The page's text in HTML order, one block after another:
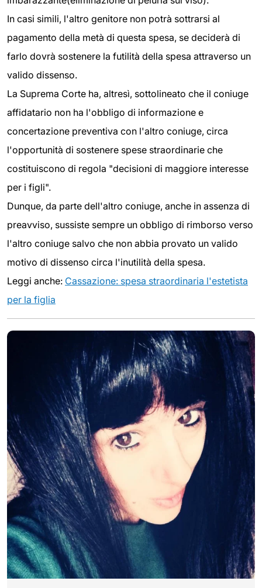
In casi simili, l'altro genitore non potrà sottrarsi al
pagamento della metà di questa spesa, se deciderà di
farlo dovrà sostenere la futilità della spesa attraverso un
valido dissenso.
La Suprema Corte ha, altresì, sottolineato che il coniuge
affidatario non ha l'obbligo di informazione e
concertazione preventiva con l'altro coniuge, circa
l'opportunità di sostenere spese straordinarie che
costituiscono di regola "decisioni di maggiore interesse
per i figli".
Dunque, da parte dell'altro coniuge, anche in assenza di
preavviso, sussiste sempre un obbligo di rimborso verso
l'altro coniuge salvo che non abbia provato un valido
motivo di dissenso circa l'inutilità della spesa.
Leggi anche: Cassazione: spesa straordinaria l'estetista
per la figlia